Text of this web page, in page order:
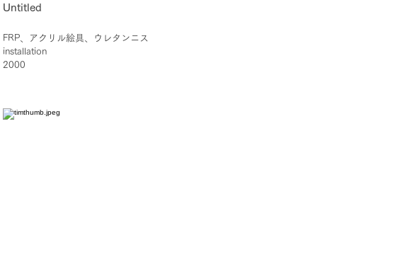
Untitled
FRP、アクリル絵具、ウレタンニス
installation
2000